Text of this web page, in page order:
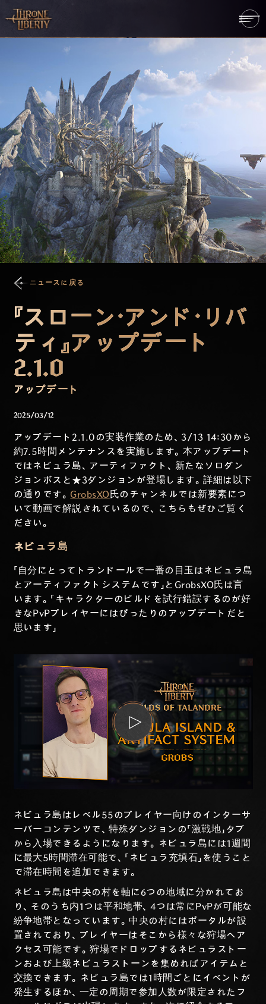
ニュースに戻る
『スローン・アンド・リバ
ティ』アップデート
2.1.0
アップデート
2025/03/12
アップデート2.1.0の実装作業のため、3/13 14:30から
約7.5時間メンテナンスを実施します。本アップデート
ではネビュラ島、アーティファクト、新たなソロダン
ジョンボスと★3ダンジョンが登場します。詳細は以下
の通りです。 GrobsXO氏のチャンネルでは新要素につ
いて動画で解説されているので、こちらもぜひご覧く
ださい。
ネビュラ島
「自分にとってトランドールで一番の目玉はネビュラ島
とアーティファクトシステムです」とGrobsXO氏は言
います。「キャラクターのビルドを試行錯誤するのが好
きなPvPプレイヤーにはぴったりのアップデートだと
思います」
ネビュラ島はレベル55のプレイヤー向けのインターサ
ーバーコンテンツで、特殊ダンジョンの「激戦地」タブ
から入場できるようになります。ネビュラ島には1週間
に最大5時間滞在可能で、「ネビュラ充填石」を使うこと
で滞在時間を追加できます。
ネビュラ島は中央の村を軸に6つの地域に分かれてお
り、そのうち内1つは平和地帯、4つは常にPvPが可能な
紛争地帯となっています。中央の村にはポータルが設
置されており、プレイヤーはそこから様々な狩場へア
クセス可能です。狩場でドロップするネビュラストー
ンおよび上級ネビュラストーンを集めればアイテムと
交換できます。ネビュラ島では1時間ごとにイベントが
発生するほか、一定の周期で参加人数が限定されたフ